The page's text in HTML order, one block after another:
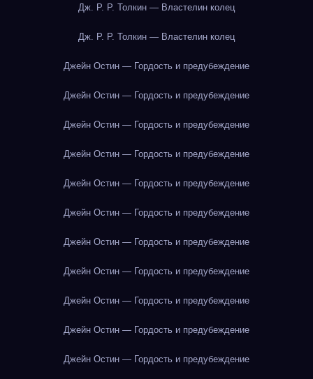
Дж. Р. Р. Толкин — Властелин колец
Дж. Р. Р. Толкин — Властелин колец
Джейн Остин — Гордость и предубеждение
Джейн Остин — Гордость и предубеждение
Джейн Остин — Гордость и предубеждение
Джейн Остин — Гордость и предубеждение
Джейн Остин — Гордость и предубеждение
Джейн Остин — Гордость и предубеждение
Джейн Остин — Гордость и предубеждение
Джейн Остин — Гордость и предубеждение
Джейн Остин — Гордость и предубеждение
Джейн Остин — Гордость и предубеждение
Джейн Остин — Гордость и предубеждение